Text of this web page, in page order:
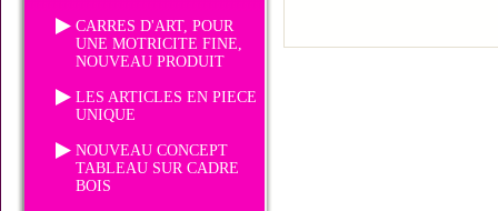
CARRES D'ART, POUR
UNE MOTRICITE FINE,
NOUVEAU PRODUIT
LES ARTICLES EN PIECE
UNIQUE
NOUVEAU CONCEPT
TABLEAU SUR CADRE
BOIS